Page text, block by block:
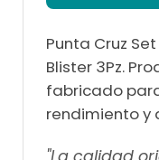
Punta Cruz
Blister 3Pz.
fabricado
rendimiento y